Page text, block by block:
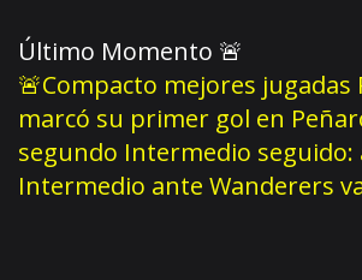
Último Momento 🚨
🚨Compacto mejores
marcó su primer gol en
segundo Intermedio
Intermedio ante Wanderers